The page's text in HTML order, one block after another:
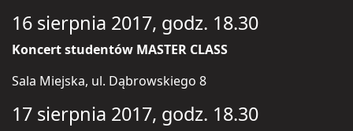
16 sierpnia 2017, godz. 18.30
Koncert studentów MASTER CLASS
Sala Miejska, ul. Dąbrowskiego 8
17 sierpnia 2017, godz. 18.30